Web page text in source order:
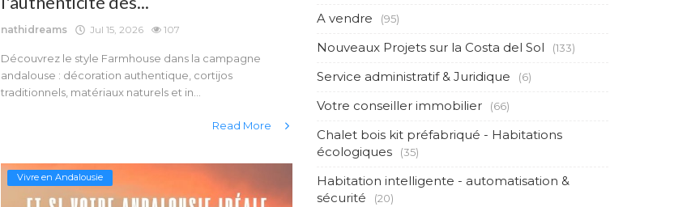
nathidreams Jul 15, 2026 107
Découvrez le style Farmhouse dans la campagne
andalouse : décoration authentique, cortijos
traditionnels, matériaux naturels et in...
Read More
Vivre en Andalousie
A vendre (95)
Nouveaux Projets sur la Costa del Sol (133)
Service administratif & Juridique (6)
Votre conseiller immobilier (66)
Chalet bois kit préfabriqué - Habitations
écologiques
(35)
Habitation intelligente - automatisation &
sécurité
(20)